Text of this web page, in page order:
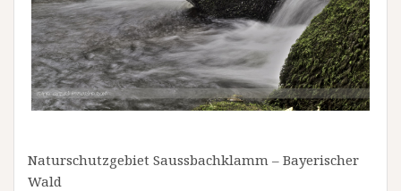
Naturschutzgebiet Saussbachklamm – Bayerischer
Wald